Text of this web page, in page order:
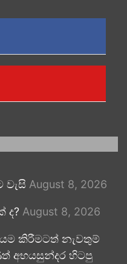
වැසි August 8, 2026
ද? August 8, 2026
කිරීමටත් නැවතුම්
අභයසුන්දර හිටපු